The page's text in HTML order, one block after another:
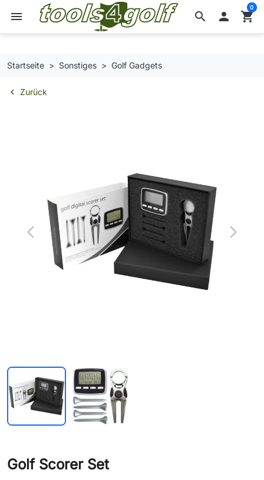
search
menu  shopping_cart
0
Startseite Sonstiges Golf Gadgets
chevron_left Zurück
Previous Next
Golf Scorer Set